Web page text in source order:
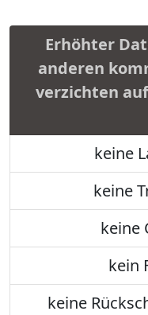
Erhöhter
anderen
verzichten
keine
keine
keine
kein
keine